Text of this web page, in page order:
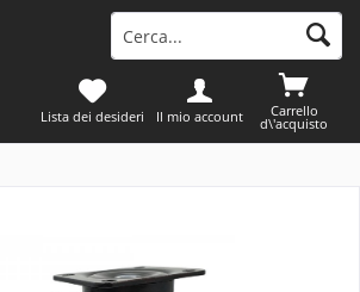
Carrello
d\'acquisto
Lista dei desideri Il mio account